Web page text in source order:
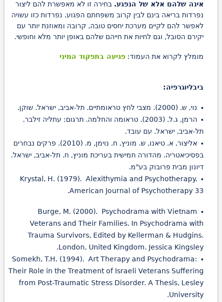
אינה שלהם אלא של הנפגע.בחירה זו לא מאפשרת להם ליצור
נפרדות בריאה בינם לבין קרוב משפחתם הפגוע. נפרדות כזו עשויה
לאפשר להם לקיים מערכת יחסים טובה, קרובה ומאוזנת יותר עם
יקירם הסובל, וגם לחיות את חייהם שלהם באופן יותר מלא וחופשי.
מומלץ לקרוא את העמוד: פגיעה בתפקוד המיני
ביבליוגרפיה:
נוי, ש. (2000). מצבי לחץ טראומתיים. תל-אביב, ישראל. שוקן.
הרמן, ג.ל. (2003). טראומה והחלמה. תרגום: עתליה זילבר.
תל-אביב, ישראל. עם עובד.
אליצור, א. טיאנו, ש. מוניץ, ח. נוימן, מ. (2010). פרקים נבחרים
בפסיכיאטריה. מהדורה חמישית בעריכת מוניץ, ח. תל-אביב, ישראל.
דיונון מבית פרובוק בע"מ.
Krystal, H. (1979). Alexithymia and Psychotherapy.
American Journal of Psychotherapy 33.
Burge, M. (2000). Psychodrama with Vietnam
Veterans and Their Families. In Psychodrama with
Trauma Survivors, Edited by Kellerman & Hudgins.
London, United Kingdom. Jessica Kingsley.
Somekh, T.H. (1994). Art Therapy and Psychodrama:
Their Role in the Treatment of Israeli Veterans Suffering
from Post-Traumatic Stress Disorder. A Thesis, Lesley
University.